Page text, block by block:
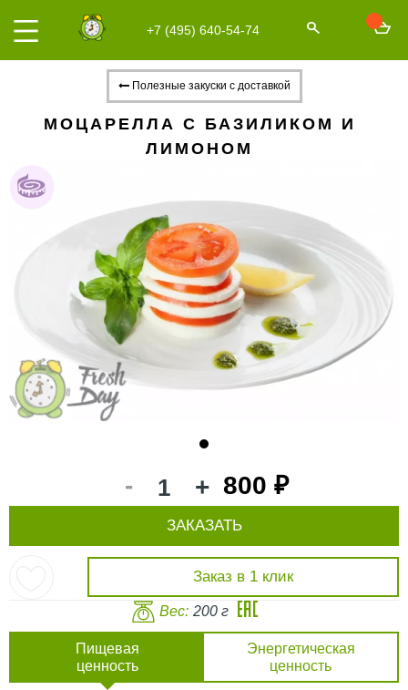
+7 (495) 640-54-74
Полезные закуски с доставкой
МОЦАРЕЛЛА С БАЗИЛИКОМ И
ЛИМОНОМ
- + 800 ₽
Заказ в 1 клик
ЗАКАЗАТЬ
Вес: 200 г
Пищевая
ценность
Энергетическая
ценность